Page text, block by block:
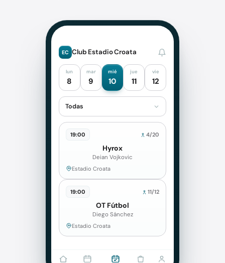
EC Club Estadio Croata
lun
8
mar
9
mié
10
jue
11
vie
12
Todas
19:00 4/20
Hyrox
Deian Vojkovic
Estadio Croata
19:00 11/12
OT Fútbol
Diego Sánchez
Estadio Croata